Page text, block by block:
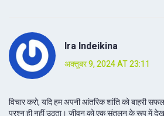
Ira Indeikina
अक्तूबर 9, 2024 AT 23:11
विचार करो, यदि हम अपनी आंतरिक शांति को बाहरी
प्रश्न ही नहीं उठता। जीवन को एक संतुलन के रूप में